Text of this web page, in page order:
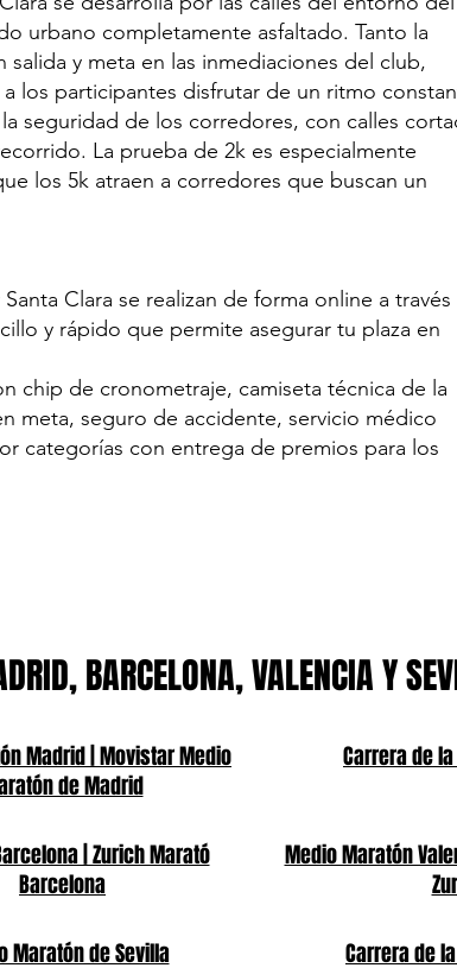
urbano completamente asfaltado. Tanto la
y meta en las inmediaciones del club,
los participantes disfrutar de un ritmo
seguridad de los corredores, con calles
La prueba de 2k es especialmente
los 5k atraen a corredores que buscan un
Clara se realizan de forma online a través
y rápido que permite asegurar tu plaza en
chip de cronometraje, camiseta técnica de la
meta, seguro de accidente, servicio médico
categorías con entrega de premios para los
BARCELONA, VALENCIA Y
Madrid | Movistar Medio
de Madrid
Carrera de
| Zurich Marató
Barcelona
Medio Maratón
Maratón de Sevilla Carrera de